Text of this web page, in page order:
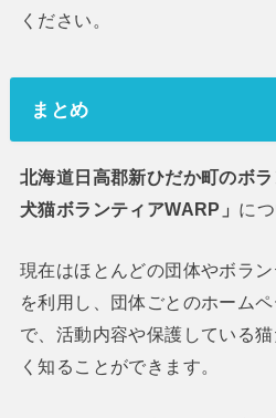
ください。
まとめ
北海道日高郡新ひだか町のボ
犬猫ボランティアWARP」 に
現在はほとんどの団体やボラ
を利用し、団体ごとのホーム
で、活動内容や保護している
く知ることができます。